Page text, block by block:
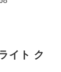
イト ク